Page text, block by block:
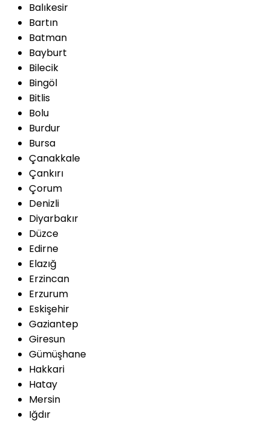
Balıkesir
Bartın
Batman
Bayburt
Bilecik
Bingöl
Bitlis
Bolu
Burdur
Bursa
Çanakkale
Çankırı
Çorum
Denizli
Diyarbakır
Düzce
Edirne
Elazığ
Erzincan
Erzurum
Eskişehir
Gaziantep
Giresun
Gümüşhane
Hakkari
Hatay
Mersin
Iğdır